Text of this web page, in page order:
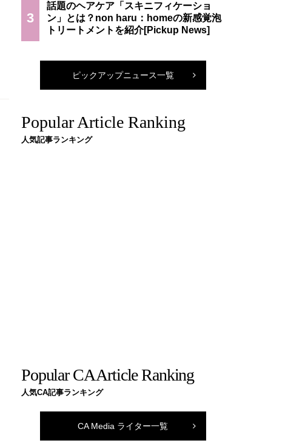
3
話題のヘアケア「スキニフィケーショ
ン」とは？non haru：homeの新感覚泡
トリートメントを紹介
ピックアップニュース一覧
Popular Article Ranking
人気記事ランキング
Popular CA Article Ranking
人気CA記事ランキング
CA Media ライター一覧